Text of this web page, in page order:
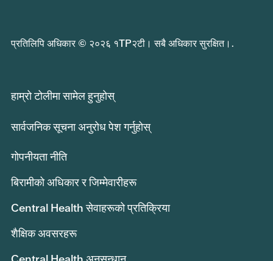
प्रतिलिपि अधिकार © २०२६ १TP२टी। सबै अधिकार सुरक्षित।.
हाम्रो टोलीमा सामेल हुनुहोस्
सार्वजनिक सूचना अनुरोध पेश गर्नुहोस्
गोपनीयता नीति
बिरामीको अधिकार र जिम्मेवारीहरू
Central Health सेवाहरूको प्रतिक्रिया
शैक्षिक अवसरहरू